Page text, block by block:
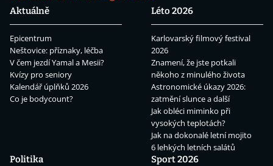
Aktuálně
Epicentrum
Neštovice: příznaky, léčba
V čem jezdí Yamal a Mesii?
Kvízy pro seniory
Kalendář úplňků 2026
Co je bodycount?
Léto 2026
Karlovarský filmový festival
2026
Znamení, že jste potkali
někoho z minulého života
Astronomické úkazy 2026:
zatmění slunce a další
Jak obléci miminko při
vysokých teplotách?
Jak na dokonalé letní mojito
6 lehkých letních salátů
Politika
Sport 2026